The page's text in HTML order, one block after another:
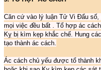
Căn cứ vào lý luận Tử Vi Đẩu
mọi việc đều bất . Tổ hợp ác
Kỵ bị kìm kẹp khắc chế. Hung
tạo thành ác cách.
Ác cách chủ yếu được tổ thành